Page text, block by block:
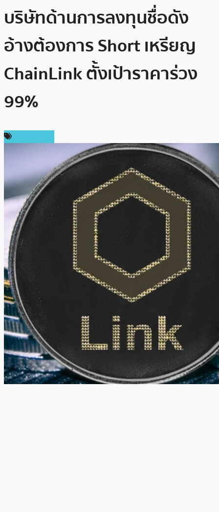
บริษัทด้านการลงทุนชื่อดัง
อ้างต้องการ Short เหรียญ
ChainLink ตั้งเป้าราคาร่วง
99%